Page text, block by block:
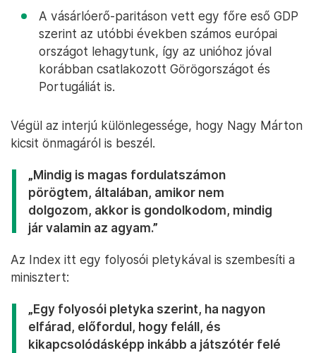
A vásárlóerő-paritáson vett egy főre eső GDP
szerint az utóbbi években számos európai
országot lehagytunk, így az unióhoz jóval
korábban csatlakozott Görögországot és
Portugáliát is.
Végül az interjú különlegessége, hogy Nagy Márton
kicsit önmagáról is beszél.
„Mindig is magas fordulatszámon
pörögtem, általában, amikor nem
dolgozom, akkor is gondolkodom, mindig
jár valamin az agyam.”
Az Index itt egy folyosói pletykával is szembesíti a
minisztert:
„Egy folyosói pletyka szerint, ha nagyon
elfárad, előfordul, hogy feláll, és
kikapcsolódásképp inkább a játszótér felé